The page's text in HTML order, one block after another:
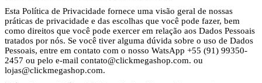
Esta Política de Privacidade fornece uma visão geral de nossas
práticas de privacidade e das escolhas que você pode fazer, bem
como direitos que você pode exercer em relação aos Dados Pessoais
tratados por nós. Se você tiver alguma dúvida sobre o uso de Dados
Pessoais, entre em contato com o nosso WatsApp +55 (91) 99350-
2457 ou pelo e-mail contato@clickmegashop.com. ou
lojas@clickmegashop.com.